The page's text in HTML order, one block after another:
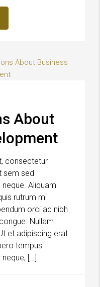
About
consectetur
sem sed
Aliquam
rutrum mi
orci ac nibh
Nullam
et adipiscing erat.
tempus
[…]